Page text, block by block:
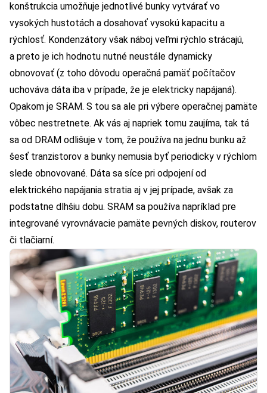
konštrukcia umožňuje jednotlivé bunky vytvárať vo
vysokých hustotách a dosahovať vysokú kapacitu a
rýchlosť. Kondenzátory však náboj veľmi rýchlo strácajú,
a preto je ich hodnotu nutné neustále dynamicky
obnovovať (z toho dôvodu operačná pamäť počítačov
uchováva dáta iba v prípade, že je elektricky napájaná).
Opakom je SRAM. S tou sa ale pri výbere operačnej pamäte
vôbec nestretnete. Ak vás aj napriek tomu zaujíma, tak tá
sa od DRAM odlišuje v tom, že používa na jednu bunku až
šesť tranzistorov a bunky nemusia byť periodicky v rýchlom
slede obnovované. Dáta sa síce pri odpojení od
elektrického napájania stratia aj v jej prípade, avšak za
podstatne dlhšiu dobu. SRAM sa používa napríklad pre
integrované vyrovnávacie pamäte pevných diskov, routerov
či tlačiarní.